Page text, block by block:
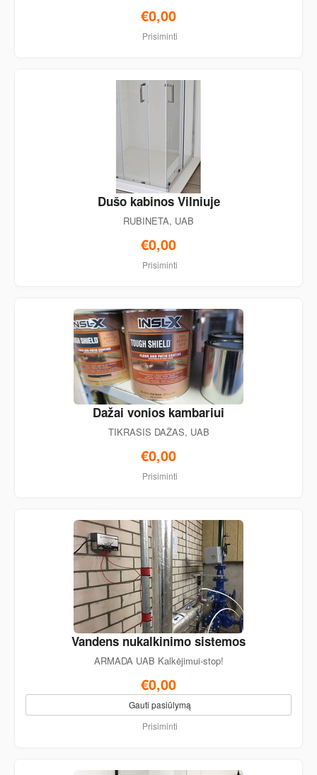
€0,00
Prisiminti
Dušo kabinos Vilniuje
RUBINETA, UAB
€0,00
Prisiminti
Dažai vonios kambariui
TIKRASIS DAŽAS, UAB
€0,00
Prisiminti
Vandens nukalkinimo sistemos
ARMADA UAB Kalkėjimui-stop!
€0,00
Gauti pasiūlymą
Prisiminti